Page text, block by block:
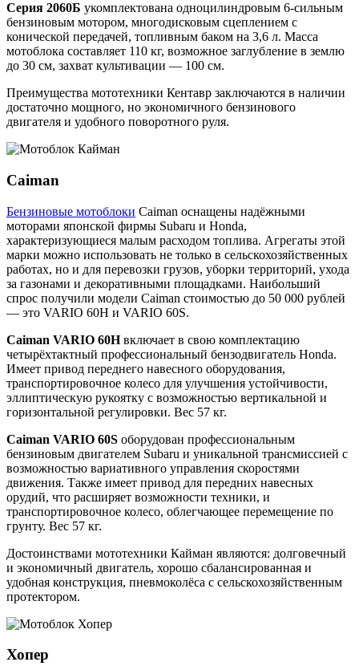
Серия 2060Б укомплектована одноцилиндровым 6-сильным
бензиновым мотором, многодисковым сцеплением с
конической передачей, топливным баком на 3,6 л. Масса
мотоблока составляет 110 кг, возможное заглубление в землю
до 30 см, захват культивации — 100 см.
Преимущества мототехники Кентавр заключаются в наличии
достаточно мощного, но экономичного бензинового
двигателя и удобного поворотного руля.
Caiman
Бензиновые мотоблоки Caiman оснащены надёжными
моторами японской фирмы Subaru и Honda,
характеризующиеся малым расходом топлива. Агрегаты этой
марки можно использовать не только в сельскохозяйственных
работах, но и для перевозки грузов, уборки территорий, ухода
за газонами и декоративными площадками. Наибольший
спрос получили модели Caiman стоимостью до 50 000 рублей
— это VARIO 60H и VARIO 60S.
Caiman VARIO 60Hвключает в свою комплектацию
четырёхтактный профессиональный бензодвигатель Honda.
Имеет привод переднего навесного оборудования,
транспортировочное колесо для улучшения устойчивости,
эллиптическую рукоятку с возможностью вертикальной и
горизонтальной регулировки. Вес 57 кг.
Caiman VARIO 60S оборудован профессиональным
бензиновым двигателем Subaru и уникальной трансмиссией с
возможностью вариативного управления скоростями
движения. Также имеет привод для передних навесных
орудий, что расширяет возможности техники, и
транспортировочное колесо, облегчающее перемещение по
грунту. Вес 57 кг.
Достоинствами мототехники Кайман являются: долговечный
и экономичный двигатель, хорошо сбалансированная и
удобная конструкция, пневмоколёса с сельскохозяйственным
протектором.
Хопер